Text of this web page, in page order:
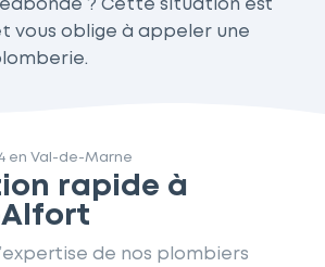
? Cette situation est
vous oblige à appeler une
en Val-de-Marne
rapide à
de nos plombiers